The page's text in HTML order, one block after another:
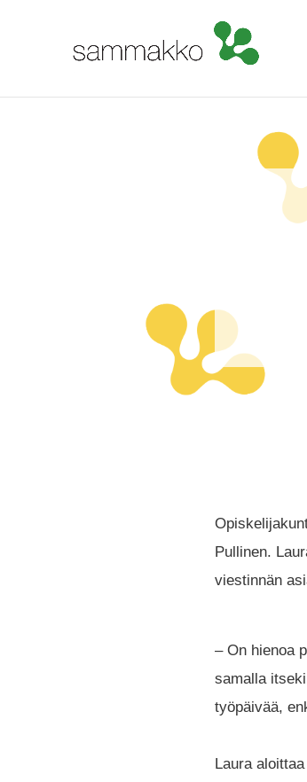
Pullinen.
viestinnän
– On hienoa
samalla
työpäivää,
Laura